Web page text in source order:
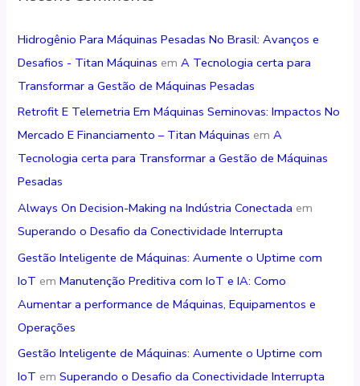
Hidrogênio Para Máquinas Pesadas No Brasil: Avanços e
Desafios - Titan Máquinas emA Tecnologia certa para
Transformar a Gestão de Máquinas Pesadas
Retrofit E Telemetria Em Máquinas Seminovas: Impactos No
Mercado E Financiamento – Titan Máquinas emA
Tecnologia certa para Transformar a Gestão de Máquinas
Pesadas
Always On Decision-Making na Indústria Conectada em
Superando o Desafio da Conectividade Interrupta
Gestão Inteligente de Máquinas: Aumente o Uptime com
IoT emManutenção Preditiva com IoT e IA: Como
Aumentar a performance de Máquinas, Equipamentos e
Operações
Gestão Inteligente de Máquinas: Aumente o Uptime com
IoT emSuperando o Desafio da Conectividade Interrupta